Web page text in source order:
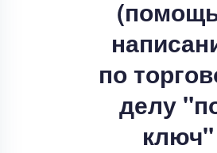
по
делу
ключ"
Выпускная квалификационная
«Анализ и оценка
Срок выполнения18 дней